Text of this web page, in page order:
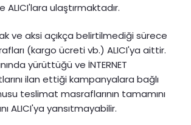
ALICI'lara ulaştırmaktadır.
ve aksi açıkça belirtilmediği sürece
(kargo ücreti vb.) ALICI'ya aittir.
yürüttüğü ve İNTERNET
ilan ettiği kampanyalara bağlı
teslimat masraflarının tamamını
ALICI'ya yansıtmayabilir.